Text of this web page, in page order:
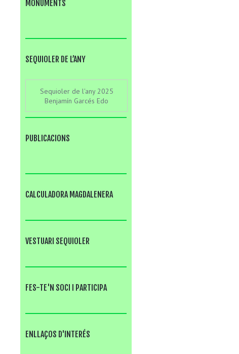
MONUMENTS
SEQUIOLER DE L’ANY
Sequioler de l'any 2025
Benjamín Garcés Edo
PUBLICACIONS
CALCULADORA MAGDALENERA
VESTUARI SEQUIOLER
FES-TE'N SOCI I PARTICIPA
ENLLAÇOS D'INTERÉS